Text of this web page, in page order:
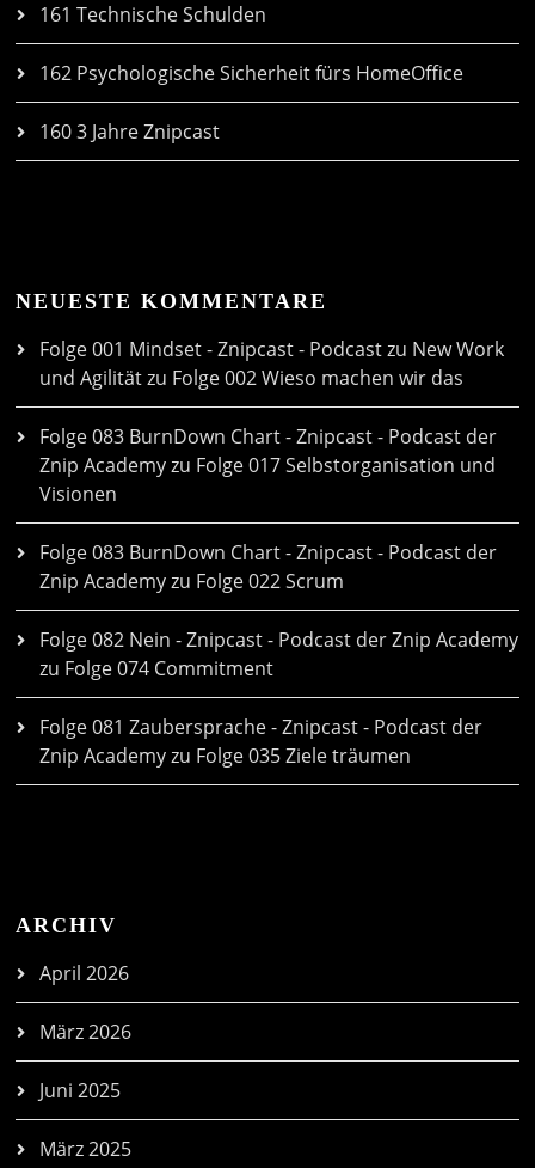
161 Technische Schulden
162 Psychologische Sicherheit fürs HomeOffice
160 3 Jahre Znipcast
NEUESTE KOMMENTARE
Folge 001 Mindset - Znipcast - Podcast zu New Work
und Agilitätzu Folge 002 Wieso machen wir das
Folge 083 BurnDown Chart - Znipcast - Podcast der
Znip Academyzu Folge 017 Selbstorganisation und
Visionen
Folge 083 BurnDown Chart - Znipcast - Podcast der
Znip Academyzu Folge 022 Scrum
Folge 082 Nein - Znipcast - Podcast der Znip Academy
zu Folge 074 Commitment
Folge 081 Zaubersprache - Znipcast - Podcast der
Znip Academyzu Folge 035 Ziele träumen
ARCHIV
April 2026
März 2026
Juni 2025
März 2025